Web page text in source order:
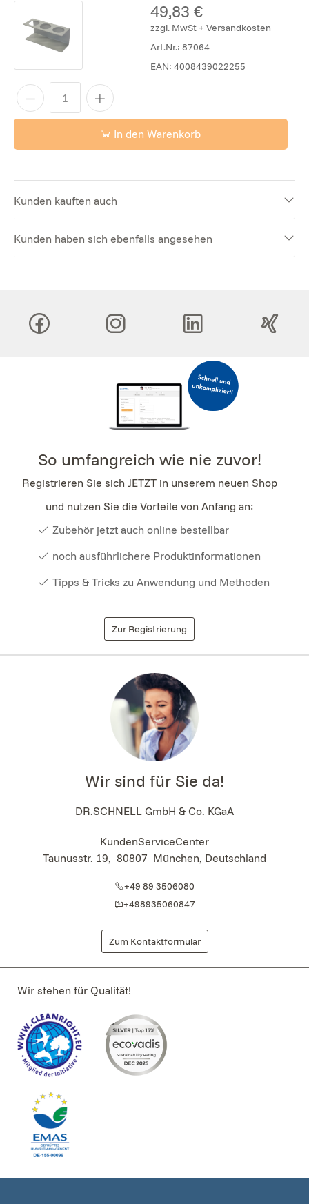
49,83 €
zzgl. MwSt + Versandkosten
Art.Nr.:87064
EAN:4008439022255
In den Warenkorb
Kunden kauften auch
Kunden haben sich ebenfalls angesehen
So umfangreich wie nie zuvor!
Registrieren Sie sich JETZT in unserem neuen Shop
und nutzen Sie die Vorteile von Anfang an:
Zubehör jetzt auch online bestellbar
noch ausführlichere Produktinformationen
Tipps & Tricks zu Anwendung und Methoden
Zur Registrierung
Wir sind für Sie da!
DR.SCHNELL GmbH & Co. KGaA
KundenServiceCenter
Taunusstr. 19, 80807 München, Deutschland
+49 89 3506080
+498935060847
Zum Kontaktformular
Wir stehen für Qualität!